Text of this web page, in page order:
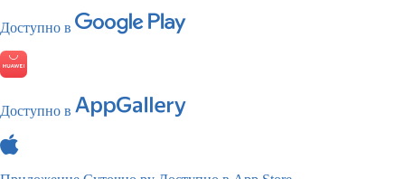
Доступно в
Доступно в